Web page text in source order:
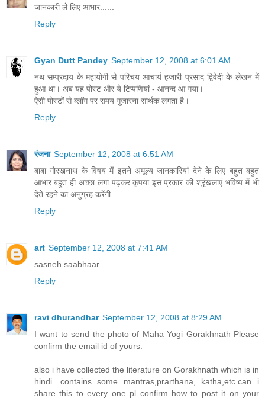
जानकारी ले लिए आभार......
Reply
Gyan Dutt Pandey September 12, 2008 at 6:01 AM
नथ सम्प्रदाय के महायोगी से परिचय आचार्य हजारी प्रसाद द्विवेदी के लेखन में
हुआ था। अब यह पोस्ट और ये टिप्पणियां - आनन्द आ गया।
ऐसी पोस्टों से ब्लॉग पर समय गुजारना सार्थक लगता है।
Reply
रंजना September 12, 2008 at 6:51 AM
बाबा गोरखनाथ के विषय में इतने अमूल्य जानकारियां देने के लिए बहुत बहुत
आभार.बहुत ही अच्छा लगा पढ़कर.कृपया इस प्रकार की श्रृंखलाएं भविष्य में भी
देते रहने का अनुग्रह करेंगी.
Reply
art September 12, 2008 at 7:41 AM
sasneh saabhaar.....
Reply
ravi dhurandhar September 12, 2008 at 8:29 AM
I want to send the photo of Maha Yogi Gorakhnath Please
confirm the email id of yours.
also i have collected the literature on Gorakhnath which is in
hindi .contains some mantras,prarthana, katha,etc.can i
share this to every one pl confirm how to post it on your